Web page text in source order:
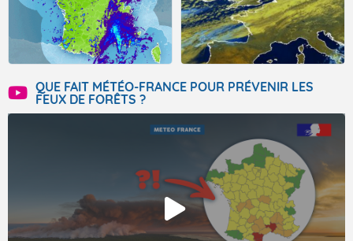
QUE FAIT MÉTÉO-FRANCE POUR PRÉVENIR LES
FEUX DE FORÊTS ?